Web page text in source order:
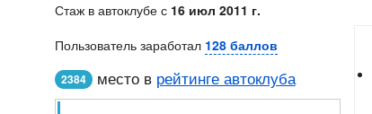
Стаж в автоклубе с 16 июл 2011 г.
Пользователь заработал 128 баллов
2384 место в рейтинге автоклуба